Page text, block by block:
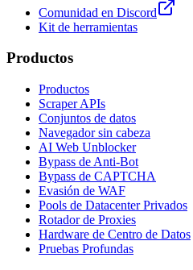
Comunidad en Discord
Kit de herramientas
Productos
Productos
Scraper APIs
Conjuntos de datos
Navegador sin cabeza
AI Web Unblocker
Bypass de Anti-Bot
Bypass de CAPTCHA
Evasión de WAF
Pools de Datacenter Privados
Rotador de Proxies
Hardware de Centro de Datos
Pruebas Profundas